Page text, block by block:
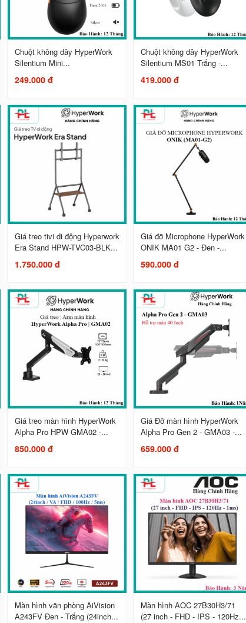
Chuột không dây HyperWork
Silentium Mini...
249.000 đ
Chuột không dây HyperWork
Silentium MS01 Trắng -...
419.000 đ
Giá treo tivi di động Hyperwork
Era Stand HPW-TVC03-BLK...
1.750.000 đ
Giá đỡ Microphone HyperWork
ONIK MA01 G2 - Đen -...
590.000 đ
Giá treo màn hình HyperWork
Alpha Pro HPW GMA02 -...
850.000 đ
Giá Đỡ màn hình HyperWork
Alpha Pro Gen 2 - GMA03 -...
659.000 đ
Màn hình văn phòng AiVision
A243FV Đen - Trắng (24inch...
Màn hình AOC 27B30H3/71
(27 inch - FHD - IPS - 120Hz...